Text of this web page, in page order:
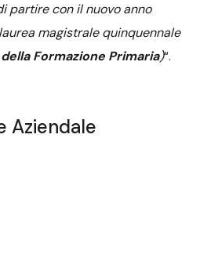
partire con il nuovo anno
magistrale quinquennale
Formazione Primaria)“.
Aziendale